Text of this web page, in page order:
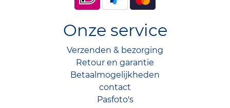
Onze service
Verzenden & bezorging
Retour en garantie
Betaalmogelijkheden
contact
Pasfoto's